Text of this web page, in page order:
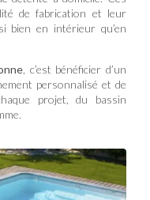
de fabrication et leur
bien en intérieur qu’en
, c’est bénéficier d’un
personnalisé et de
projet, du bassin